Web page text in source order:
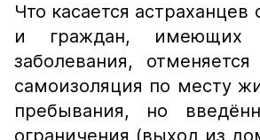
Что касается
и граждан, имеющих
заболевания, отменяется
самоизоляция по месту
пребывания, но
ограничения (выход из